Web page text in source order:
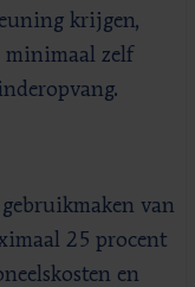
krijgen,
minimaal zelf
van
25 procent
en